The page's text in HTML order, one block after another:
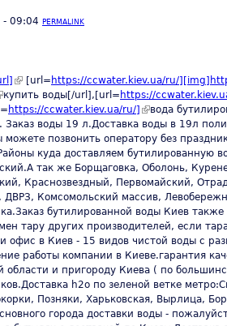
- 09:04 PERMALINK
(link is external)
[url= https://ccwater.kiev.ua/ru/
is external)
купить воды[/url],[url= https://
https://ccwater.kiev.ua/ru/] (link is external)
вода
Заказ воды 19 л.Доставка воды в 19л
позвонить оператору без
куда доставляем бутилированную
так же Борщаговка, Оболонь,
Краснозвездный, Первомайский,
ДВРЗ, Комсомольский массив,
бутилированной воды Киев
тару других производителей, если
офис в Киев - 15 видов чистой воды с
работы компании в Киеве.гарантия
и пригороду Киева ( по
h2o по зеленой ветке
Позняки, Харьковская, Вырлица,
города доставки воды -